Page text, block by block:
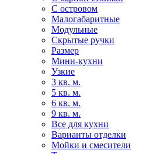
С островом
Малогабаритные
Модульные
Скрытые ручки
Размер
Мини-кухни
Узкие
3 кв. м.
5 кв. м.
6 кв. м.
9 кв. м.
Все для кухни
Варианты отделки
Мойки и смесители